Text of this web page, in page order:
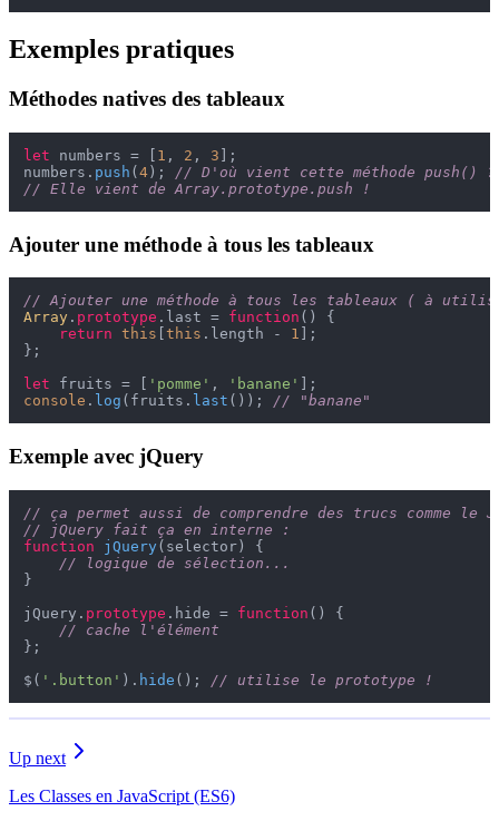
Exemples pratiques
Méthodes natives des tableaux
let numbers = [ 1 , 2 , 3 ];
numbers. push ( 4 );
// D'où vient cette méthode push() ?
// Elle vient de Array.prototype.push !
Ajouter une méthode à tous les tableaux
// Ajouter une méthode à tous les tableaux ( à
Array . prototype . last = function ( ) {
return this this . length - 1 ];
};
let fruits = [ 'pomme' , 'banane'
console . log (fruits. last ()); // "banane"
Exemple avec jQuery
// ça permet aussi de comprendre des trucs comme
// jQuery fait ça en interne :
function
jQuery ( selector) {
// logique de sélection...
}
jQuery. prototype . hide = function ( ) {
// cache l'élément
};
$( '.button' ). hide (); // utilise le prototype !
Up next
Les Classes en JavaScript (ES6)